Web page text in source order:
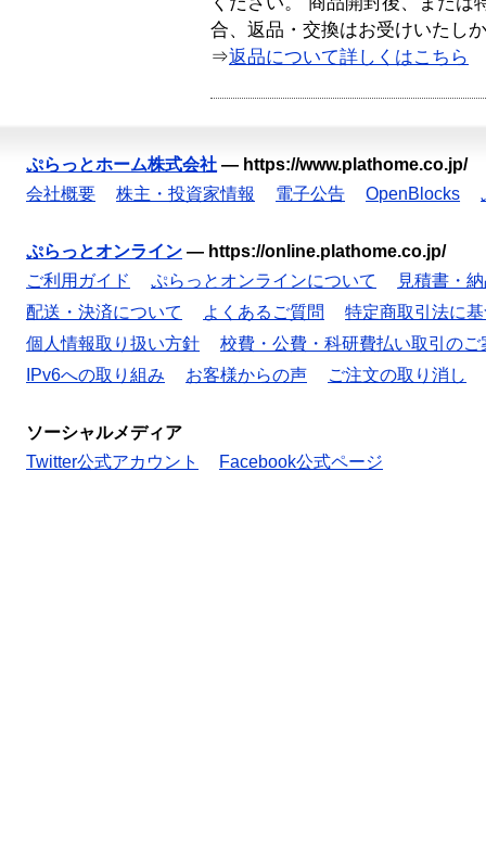
合、返品・交換はお受けいたし
⇒返品について詳しくはこちら
ぷらっとホーム株式会社 — https://www.plathome.co.jp/
会社概要
株主・投資家情報 電子公告 OpenBlocks
ぷらっとオンライン — https://online.plathome.co.jp/
ご利用ガイド
ぷらっとオンラインについて
見積書・
配送・決済について
よくあるご質問
特定商取引法に
個人情報取り扱い方針
校費・公費・科研費払い取引のご
IPv6への取り組み
お客様からの声 ご注文の取り消し
ソーシャルメディア
Twitter公式アカウント
Facebook公式ページ